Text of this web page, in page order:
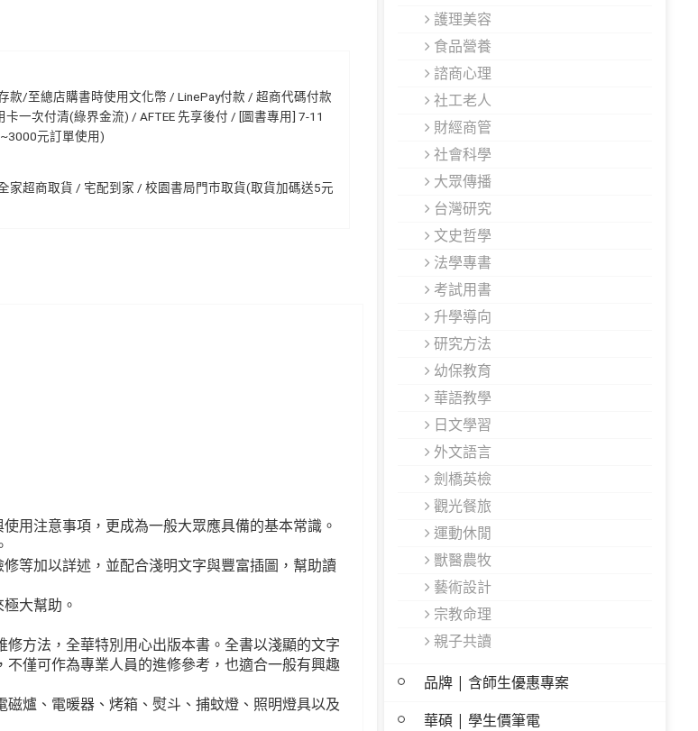
護理美容
食品營養
諮商心理
社工老人
財經商管
社會科學
大眾傳播
台灣研究
文史哲學
法學專書
考試用書
升學導向
研究方法
幼保教育
華語教學
日文學習
外文語言
劍橋英檢
觀光餐旅
運動休閒
獸醫農牧
藝術設計
宗教命理
親子共讀
品牌 | 含師生優惠專案
華碩 | 學生價筆電
款/至總店購書時使用文化幣 / LinePay付款 / 超商代碼付款
一次付清(綠界金流) / AFTEE 先享後付 / [圖書專用] 7-11
元訂單使用)
家超商取貨 / 宅配到家 / 校園書局門市取貨(取貨加碼送5元
用注意事項，更成為一般大眾應具備的基本常識。
等加以詳述，並配合淺明文字與豐富插圖，幫助讀
大幫助。
方法，全華特別用心出版本書。全書以淺顯的文字
僅可作為專業人員的進修參考，也適合一般有興趣
爐、電暖器、烤箱、熨斗、捕蚊燈、照明燈具以及